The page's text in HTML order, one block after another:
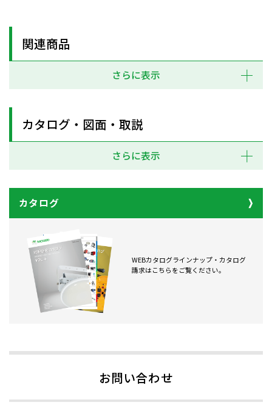
関連商品
さらに表示
カタログ・図面・取説
さらに表示
カタログ
WEBカタログラインナップ・カタログ
請求はこちらをご覧ください。
お問い合わせ